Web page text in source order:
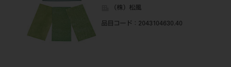
（株）松風
品目コード ：2043104630.40